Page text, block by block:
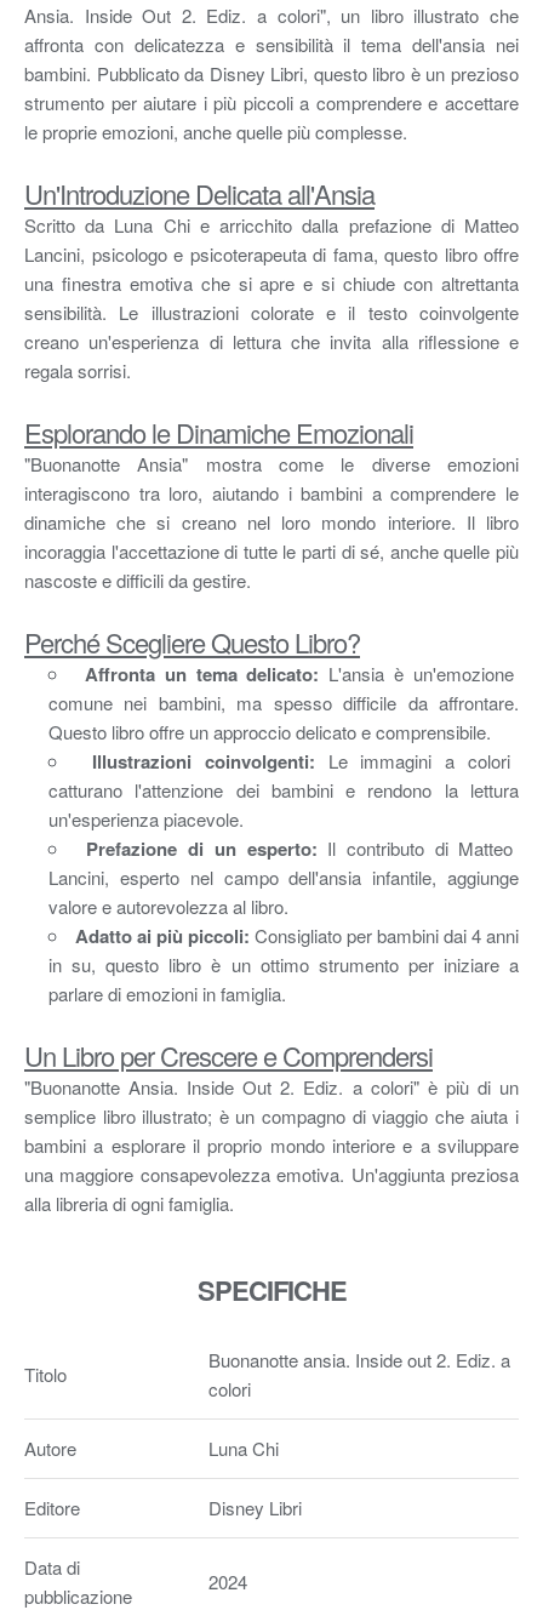
Ansia. Inside Out 2. Ediz. a colori", un libro illustrato che
affronta con delicatezza e sensibilità il tema dell'ansia nei
bambini. Pubblicato da Disney Libri, questo libro è un prezioso
strumento per aiutare i più piccoli a comprendere e accettare
le proprie emozioni, anche quelle più complesse.
Un'Introduzione Delicata all'Ansia
Scritto da Luna Chi e arricchito dalla prefazione di Matteo
Lancini, psicologo e psicoterapeuta di fama, questo libro offre
una finestra emotiva che si apre e si chiude con altrettanta
sensibilità. Le illustrazioni colorate e il testo coinvolgente
creano un'esperienza di lettura che invita alla riflessione e
regala sorrisi.
Esplorando le Dinamiche Emozionali
"Buonanotte Ansia" mostra come le diverse emozioni
interagiscono tra loro, aiutando i bambini a comprendere le
dinamiche che si creano nel loro mondo interiore. Il libro
incoraggia l'accettazione di tutte le parti di sé, anche quelle più
nascoste e difficili da gestire.
Perché Scegliere Questo Libro?
Affronta un tema delicato: L'ansia è un'emozione
comune nei bambini, ma spesso difficile da affrontare.
Questo libro offre un approccio delicato e comprensibile.
Illustrazioni coinvolgenti: Le immagini a colori
catturano l'attenzione dei bambini e rendono la lettura
un'esperienza piacevole.
Prefazione di un esperto: Il contributo di Matteo
Lancini, esperto nel campo dell'ansia infantile, aggiunge
valore e autorevolezza al libro.
Adatto ai più piccoli: Consigliato per bambini dai 4 anni
in su, questo libro è un ottimo strumento per iniziare a
parlare di emozioni in famiglia.
Un Libro per Crescere e Comprendersi
"Buonanotte Ansia. Inside Out 2. Ediz. a colori" è più di un
semplice libro illustrato; è un compagno di viaggio che aiuta i
bambini a esplorare il proprio mondo interiore e a sviluppare
una maggiore consapevolezza emotiva. Un'aggiunta preziosa
alla libreria di ogni famiglia.
SPECIFICHE
Titolo
Buonanotte ansia. Inside out 2. Ediz. a
colori
Autore Luna Chi
Editore Disney Libri
Data di
pubblicazione
2024